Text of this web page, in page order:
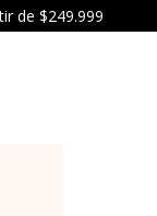
por envío express!